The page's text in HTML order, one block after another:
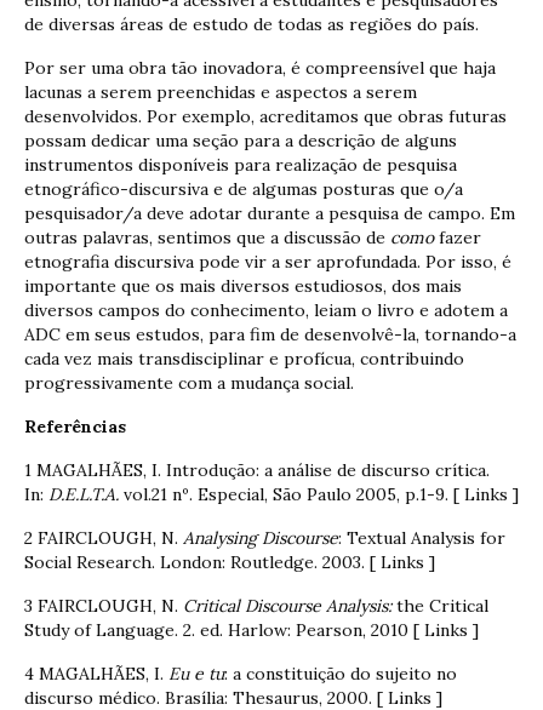
de diversas áreas de estudo de todas as regiões do país.
Por ser uma obra tão inovadora, é compreensível que haja
lacunas a serem preenchidas e aspectos a serem
desenvolvidos. Por exemplo, acreditamos que obras futuras
possam dedicar uma seção para a descrição de alguns
instrumentos disponíveis para realização de pesquisa
etnográfico-discursiva e de algumas posturas que o/a
pesquisador/a deve adotar durante a pesquisa de campo. Em
outras palavras, sentimos que a discussão de comofazer
etnografia discursiva pode vir a ser aprofundada. Por isso, é
importante que os mais diversos estudiosos, dos mais
diversos campos do conhecimento, leiam o livro e adotem a
ADC em seus estudos, para fim de desenvolvê-la, tornando-a
cada vez mais transdisciplinar e profícua, contribuindo
progressivamente com a mudança social.
Referências
1 MAGALHÃES, I. Introdução: a análise de discurso crítica.
In: D.E.L.T.A. vol.21 nº. Especial, São Paulo 2005, p.1-9. [ Links ]
2 FAIRCLOUGH, N. Analysing Discourse: Textual Analysis for
Social Research. London: Routledge. 2003. [ Links ]
3 FAIRCLOUGH, N. Critical Discourse Analysis:the Critical
Study of Language. 2. ed. Harlow: Pearson, 2010 [ Links ]
4 MAGALHÃES, I. Eu e tu: a constituição do sujeito no
discurso médico. Brasília: Thesaurus, 2000. [ Links ]